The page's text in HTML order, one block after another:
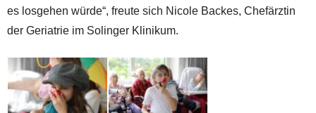
es losgehen würde“, freute sich Nicole Backes, Chefärztin
der Geriatrie im Solinger Klinikum.